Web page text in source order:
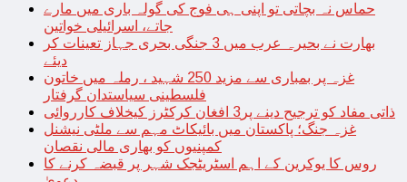
حماس نہ بچاتی تو اپنی ہی فوج کی گولہ باری میں مارے
جاتے، اسرائیلی خواتین
بھارت نے بحیرہ عرب میں 3 جنگی بحری جہاز تعینات کر
دیئے
غزہ پر بمباری سے مزید 250 شہید ، رملہ میں خاتون
فلسطینی سیاستدان گرفتار
ذاتی مفاد کو ترجیح دینے پر3 افغان کرکٹرز کیخلاف کارروائی
غزہ جنگ؛ پاکستان میں بائیکاٹ مہم سے ملٹی نیشنل
کمپنیوں کو بھاری مالی نقصان
روس کا یوکرین کے اہم اسٹریٹجک شہر پر قبضہ کرنے کا